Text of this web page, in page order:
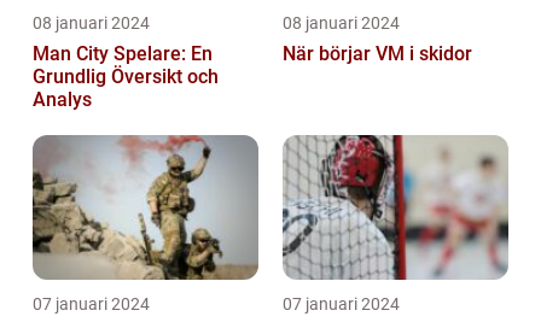
08 januari 2024
Man City Spelare: En
Grundlig Översikt och
Analys
08 januari 2024
När börjar VM i skidor
07 januari 2024 07 januari 2024